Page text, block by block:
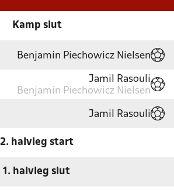
Kamp slut
Benjamin Piechowicz Nielsen
Jamil Rasouli
Benjamin Piechowicz Nielsen
Jamil Rasouli
2. halvleg start
1. halvleg slut